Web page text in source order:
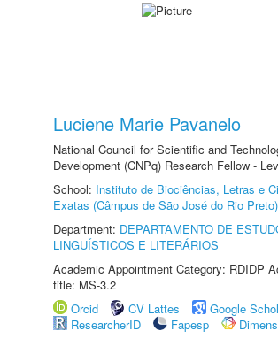
Luciene Marie Pavanelo
National Council for Scientific and
Development (CNPq) Research Fellow -
School: Instituto de Biociências, Letras e
Exatas (Câmpus de São José do Rio Preto)
Department: DEPARTAMENTO DE
LINGUÍSTICOS E LITERÁRIOS
Academic Appointment Category: RDIDP
title: MS-3.2
Orcid
CV Lattes
Google
ResearcherID
Fapesp